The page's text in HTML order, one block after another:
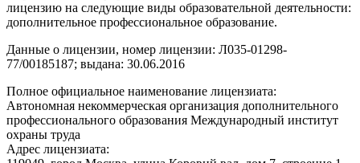
лицензию на следующие виды образовательной деятельности:
дополнительное профессиональное образование.
Данные о лицензии, номер лицензии: Л035-01298-
77/00185187; выдана: 30.06.2016
Полное официальное наименование лицензиата:
Автономная некоммерческая организация дополнительного
профессионального образования Международный институт
охраны труда
Адрес лицензиата: